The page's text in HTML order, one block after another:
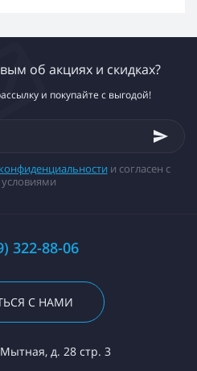
об акциях и скидках?
и покупайте с выгодой!
и согласен с
условиями
322-88-06
С НАМИ
д. 28 стр. 3